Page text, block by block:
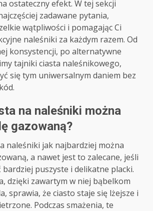
ostateczny efekt. W tej sekcji
zadawane pytania,
wątpliwości i pomagając Ci
naleśniki za każdym razem. Od
konsystencji, po alternatywne
tajniki ciasta naleśnikowego,
się tym uniwersalnym daniem bez
na naleśniki można
gazowaną?
naleśniki jak najbardziej można
a nawet jest to zalecane, jeśli
bardziej puszyste i delikatne placki.
dzięki zawartym w niej bąbelkom
sprawia, że ciasto staje się lżejsze i
Podczas smażenia, te